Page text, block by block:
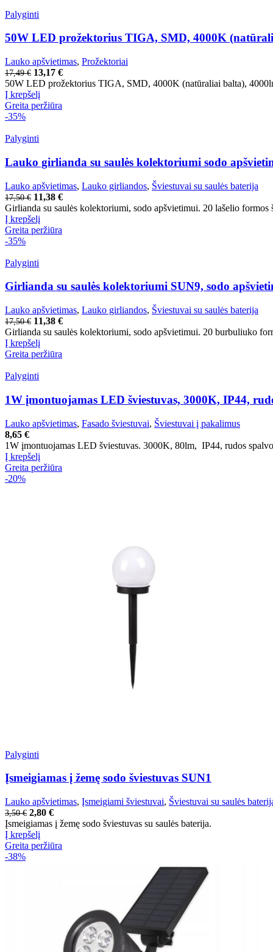
Palyginti
50W LED prožektorius TIGA, SMD, 4000K
Lauko apšvietimas, Prožektoriai
17,49€ 13,17 €
50W LED prožektorius TIGA, SMD, 4000K (natūraliai balta),
Į krepšelį
Greita peržiūra
-35%
Palyginti
Lauko girlianda su saulės kolektoriumi sodo
Lauko apšvietimas, Lauko girliandos, Šviestuvai su saulės baterija
17,50€ 11,38 €
Girlianda su saulės kolektoriumi, sodo apšvietimui. 20 lašelio
Į krepšelį
Greita peržiūra
-35%
Palyginti
Girlianda su saulės kolektoriumi SUN9, sodo
Lauko apšvietimas, Lauko girliandos, Šviestuvai su saulės baterija
17,50€ 11,38 €
Girlianda su saulės kolektoriumi, sodo apšvietimui. 20 burbuliuko
Į krepšelį
Greita peržiūra
Palyginti
1W įmontuojamas LED šviestuvas, 3000K, IP44,
Lauko apšvietimas, Fasado šviestuvai, Šviestuvai į pakalimus
8,65 €
1W įmontuojamas LED šviestuvas. 3000K, 80lm, IP44, rudos
Į krepšelį
Greita peržiūra
-20%
Palyginti
Įsmeigiamas į žemę sodo šviestuvas SUN1
Lauko apšvietimas, Įsmeigiami šviestuvai, Šviestuvai su saulės
3,50€ 2,80 €
Įsmeigiamas į žemę sodo šviestuvas su saulės baterija.
Į krepšelį
Greita peržiūra
-38%